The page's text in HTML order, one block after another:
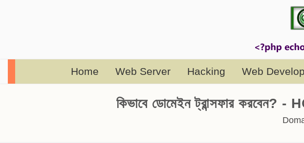
Home Web Server Hacking Web
কিভাবে ডোমেইন ট্রান্সফার